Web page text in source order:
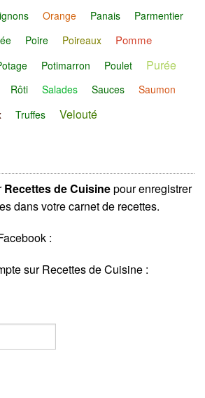
Orange Panais
Parmentier
Poire Poireaux
Pomme
Potimarron Poulet Purée
Rôti Salades Sauces Saumon
Truffes Velouté
Recettes de Cuisinepour enregistrer
dans votre carnet de recettes.
:
sur Recettes de Cuisine :